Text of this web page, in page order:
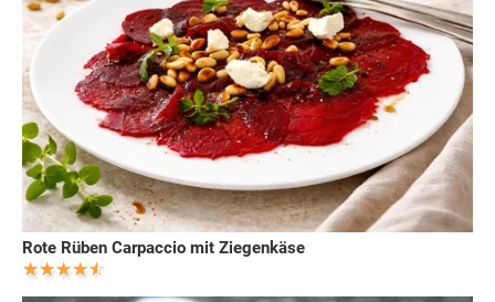
Rote Rüben Carpaccio mit Ziegenkäse